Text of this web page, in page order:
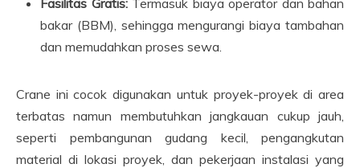
bakar (BBM), sehingga mengurangi biaya tambahan
dan memudahkan proses sewa.
Crane ini cocok digunakan untuk proyek-proyek di area
terbatas namun membutuhkan jangkauan cukup jauh,
seperti pembangunan gudang kecil, pengangkutan
material di lokasi proyek, dan pekerjaan instalasi yang